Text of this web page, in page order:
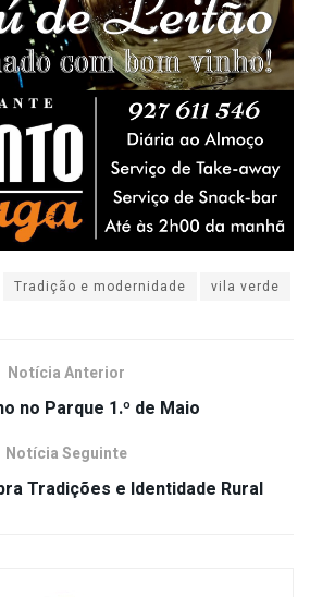
Tradição e modernidade vila verde
Notícia Anterior
no Parque 1.º de Maio
Notícia Seguinte
Tradições e Identidade Rural